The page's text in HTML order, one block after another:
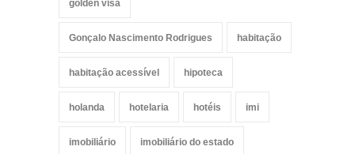
golden visa
Gonçalo Nascimento Rodrigues habitação
habitação acessível hipoteca
holanda hotelaria hotéis imi
imobiliário imobiliário do estado